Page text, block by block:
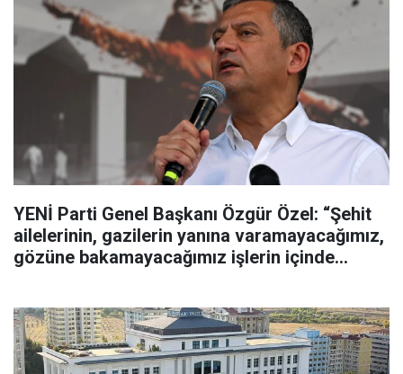
YENİ Parti Genel Başkanı Özgür Özel: “Şehit
ailelerinin, gazilerin yanına varamayacağımız,
gözüne bakamayacağımız işlerin içinde